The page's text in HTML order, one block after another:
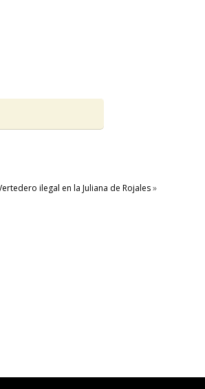
ilegal en la Juliana de Rojales»